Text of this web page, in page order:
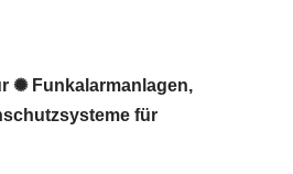
✺ Funkalarmanlagen,
für